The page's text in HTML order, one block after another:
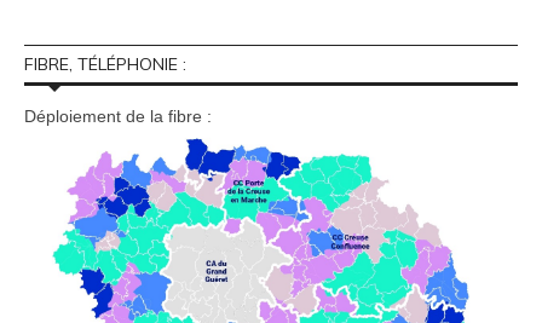
FIBRE, TÉLÉPHONIE :
Déploiement de la fibre :